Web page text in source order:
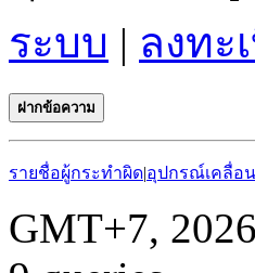
ระบบ | ลงทะ
ฝากข้อความ
รายชื่อผู้กระทำผิด|อุปกรณ์เคลื่อ
GMT+7,